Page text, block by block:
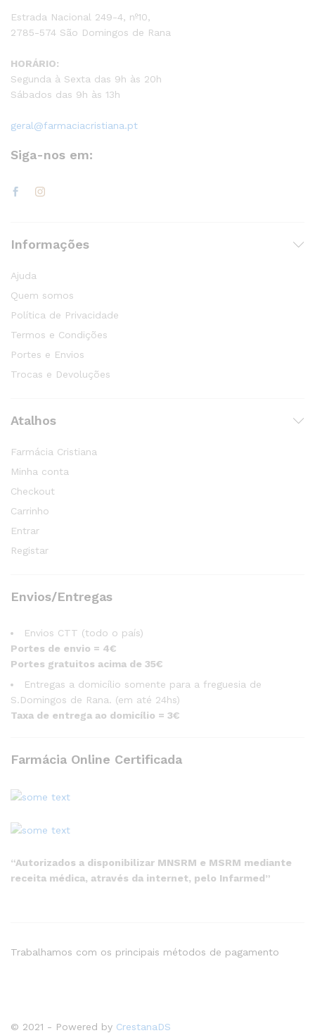
Estrada Nacional 249-4, nº10,
2785-574 São Domingos de Rana
HORÁRIO:
Segunda à Sexta das 9h às 20h
Sábados das 9h às 13h
geral@farmaciacristiana.pt
Siga-nos em:
Informações
Ajuda
Quem somos
Política de Privacidade
Termos e Condições
Portes e Envios
Trocas e Devoluções
Atalhos
Farmácia Cristiana
Minha conta
Checkout
Carrinho
Entrar
Registar
Envios/Entregas
Envios CTT (todo o país)
Portes de envio = 4€
Portes gratuitos acima de 35€
Entregas a domicílio somente para a freguesia de
S.Domingos de Rana. (em até 24hs)
Taxa de entrega ao domicílio = 3€
Farmácia Online Certificada
“Autorizados a disponibilizar MNSRM e MSRM mediante
receita médica, através da internet, pelo Infarmed”
© 2021 - Powered by CrestanaDS
Trabalhamos com os principais métodos de pagamento